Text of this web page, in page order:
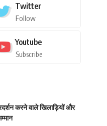
Twitter
Follow
Youtube
Subscribe
करने वाले खिलाड़ियों और